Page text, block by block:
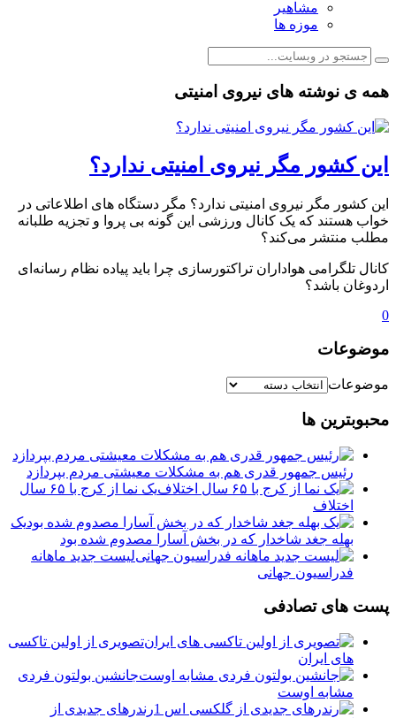
مشاهیر
موزه ها
همه ی نوشته های نیروی امنیتی
این کشور مگر نیروی امنیتی ندارد؟
این کشور مگر نیروی امنیتی ندارد؟ مگر دستگاه های اطلاعاتی در
خواب هستند که یک کانال ورزشی این گونه بی پروا و تجزیه طلبانه
مطلب منتشر می‌کند؟
کانال تلگرامی هواداران تراکتورسازی چرا باید پیاده نظام رسانه‌ای
اردوغان باشد؟
0
موضوعات
موضوعات
محبوبترین ها
رئیس جمهور قدری هم به مشکلات معیشتی مردم بپردازد
یک نما از کرج با ۶۵ سال
اختلاف
یک
بهله جغد شاخدار که در بخش آسارا مصدوم شده بود
لیست جدید ماهانه
فدراسیون جهانی
پست های تصادفی
تصویری از اولین تاکسی
های ایران
جانشین بولتون فردی
مشابه اوست
رندرهای جدیدی از